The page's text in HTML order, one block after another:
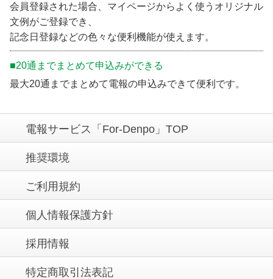
会員登録された場合、マイページからよく使うオリジナル
文例がご登録でき、
記念日登録などの色々な便利機能が使えます。
■20通までまとめて申込みができる
最大20通までまとめて電報の申込みできて便利です。
電報サービス「For-Denpo」TOP
推奨環境
ご利用規約
個人情報保護方針
採用情報
特定商取引法表記